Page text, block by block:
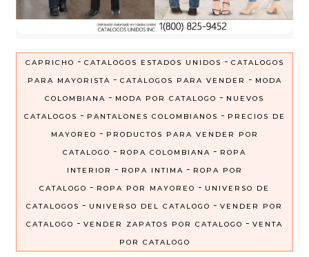
CAPRICHO - CATALOGOS ESTADOS UNIDOS - CATALOGOS
PARA MAYORISTA - CATALOGOS PARA VENDER - MODA
COLOMBIANA - MODA POR CATALOGO - NUEVOS
CATALOGOS - PANTALONES COLOMBIANOS - PRECIOS DE
MAYOREO - PRODUCTOS PARA VENDER POR
CATALOGO - ROPA COLOMBIANA - ROPA
INTERIOR
- ROPA INTIMA - ROPA POR
CATALOGO - ROPA POR MAYOREO - UNIVERSO DE
CATALOGOS - UNIVERSO DEL CATALOGO - VENDER POR
CATALOGO - VENDER ZAPATOS POR CATALOGO - VENTA
POR CATALOGO